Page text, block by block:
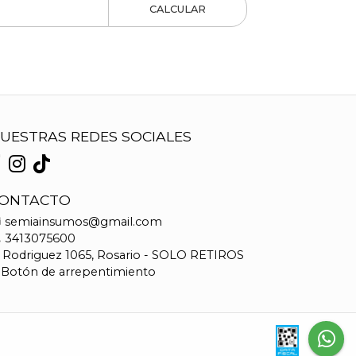
CALCULAR
REDES SOCIALES
semiainsumos@gmail.com
3413075600
Rodriguez 1065, Rosario - SOLO RETIROS
de arrepentimiento